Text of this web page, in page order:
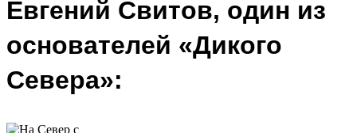
Евгений Свитов, один из
основателей «Дикого
Севера»: